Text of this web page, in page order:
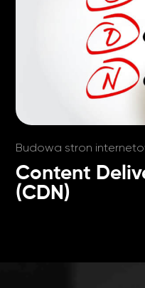
Budowa stron
Content
(CDN)